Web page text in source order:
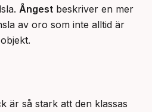
Ångest beskriver en mer
av oro som inte alltid är
är så stark att den klassas